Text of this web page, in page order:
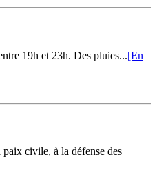
19h et 23h. Des pluies...[En
civile, à la défense des